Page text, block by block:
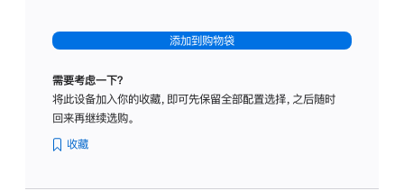
-
标
璃
添加到购物袋
需要考虑一下？
将此设备加入你的收藏，即可先保留全部配置选择，之后随时
回来再继续选购。
收藏